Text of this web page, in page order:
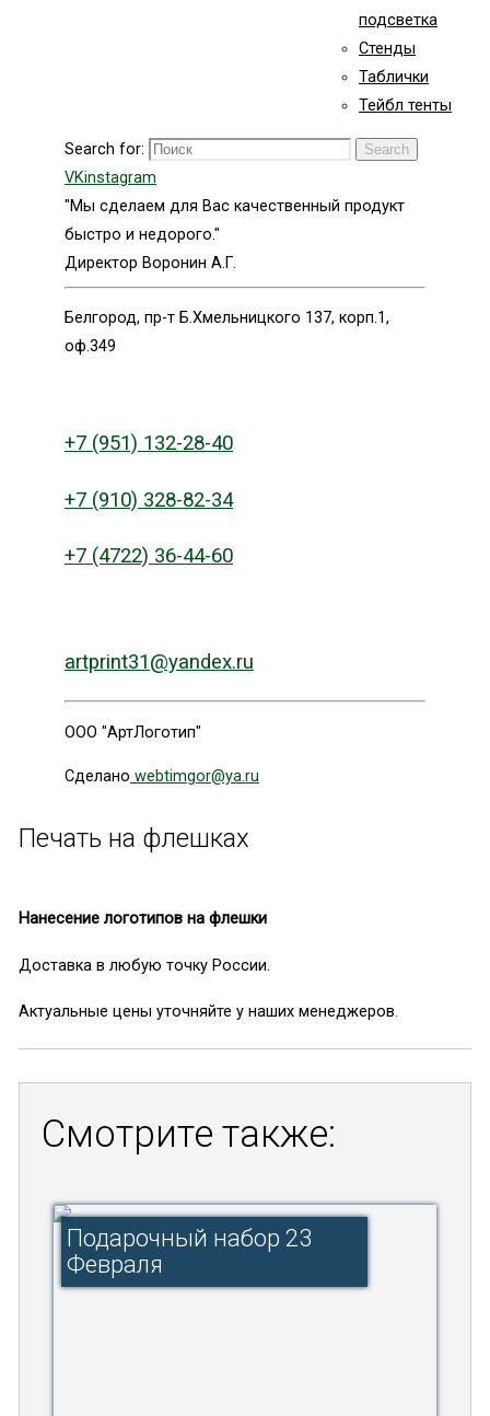
подсветка
Стенды
Таблички
Тейбл тенты
Search for: Search
VKinstagram
"Мы сделаем для Вас качественный продукт
быстро и недорого."
Директор Воронин А.Г.
Белгород, пр-т Б.Хмельницкого 137, корп.1,
оф.349
+7 (951) 132-28-40
+7 (910) 328-82-34
+7 (4722) 36-44-60
artprint31@yandex.ru
ООО "АртЛоготип"
Сделано webtimgor@ya.ru
Печать на флешках
Нанесение логотипов на флешки
Доставка в любую точку России.
Актуальные цены уточняйте у наших менеджеров.
Смотрите также:
Подарочный набор 23
Февраля